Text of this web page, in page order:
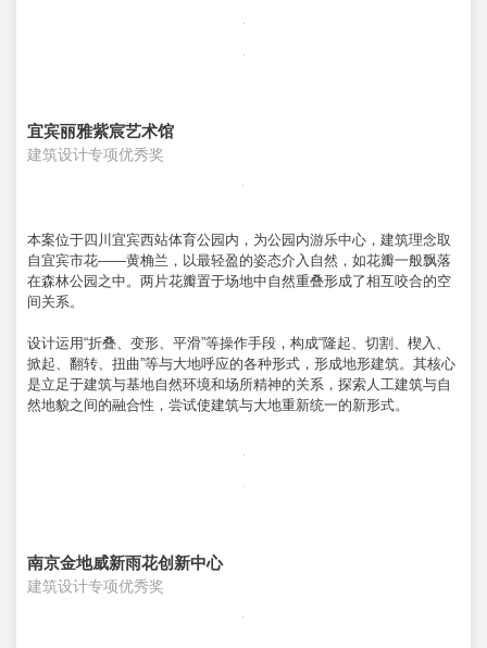
宜宾丽雅紫宸艺术馆
建筑设计专项优秀奖
本案位于四川宜宾西站体育公园内，为公园内游乐中心，建筑理念取
自宜宾市花——黄桷兰，以最轻盈的姿态介入自然，如花瓣一般飘落
在森林公园之中。两片花瓣置于场地中自然重叠形成了相互咬合的空
间关系。
设计运用“折叠、变形、平滑”等操作手段，构成“隆起、切割、楔入、
掀起、翻转、扭曲”等与大地呼应的各种形式，形成地形建筑。其核心
是立足于建筑与基地自然环境和场所精神的关系，探索人工建筑与自
然地貌之间的融合性，尝试使建筑与大地重新统一的新形式。
南京金地威新雨花创新中心
建筑设计专项优秀奖